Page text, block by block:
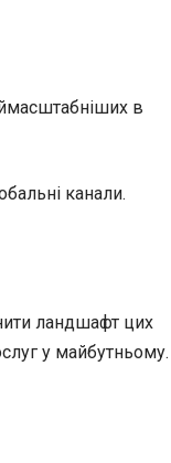
в
канали.
ландшафт цих
у майбутньому.